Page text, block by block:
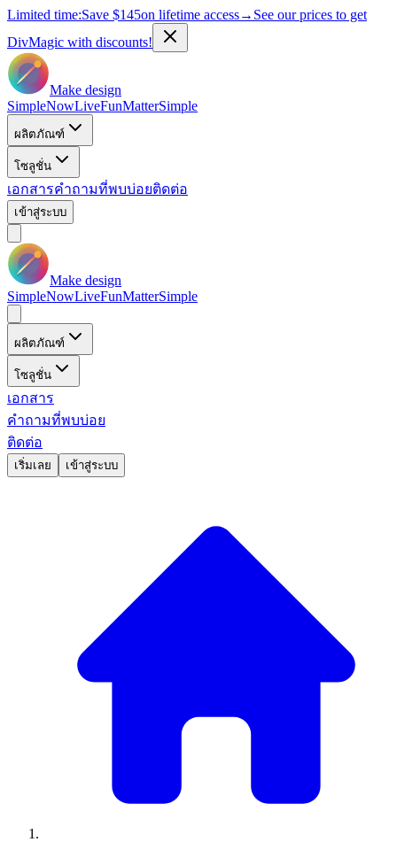
Limited time:Save $145on lifetime access→ See our prices to get
DivMagic with discounts!
Make design
SimpleNowLiveFunMatterSimple
ผลิตภัณฑ์
โซลูชั่น
เอกสารคำถามที่พบบ่อยติดต่อ
เข้าสู่ระบบ
Make design
SimpleNowLiveFunMatterSimple
ผลิตภัณฑ์
โซลูชั่น
เอกสาร
คำถามที่พบบ่อย
ติดต่อ
เริ่มเลย เข้าสู่ระบบ